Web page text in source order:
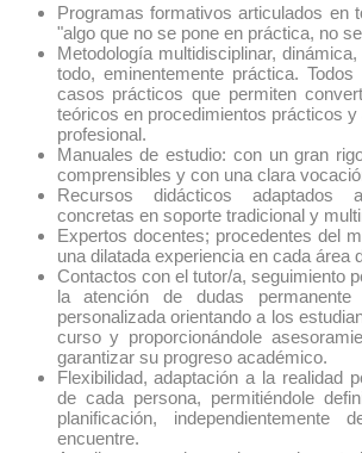
Programas formativos articulados en
"algo que no se pone en práctica, no
Metodología multidisciplinar,
todo, eminentemente práctica.
casos prácticos que permiten
teóricos en procedimientos prácticos
profesional.
Manuales de estudio: con un gran
comprensibles y con una clara
Recursos didácticos adaptados
concretas en soporte tradicional y
Expertos docentes; procedentes del
una dilatada experiencia en cada área
Contactos con el tutor/a, seguimiento
la atención de dudas
personalizada orientando a los
curso y proporcionándole
garantizar su progreso académico.
Flexibilidad, adaptación a la realidad
de cada persona, permitiéndole
planificación,
encuentre.